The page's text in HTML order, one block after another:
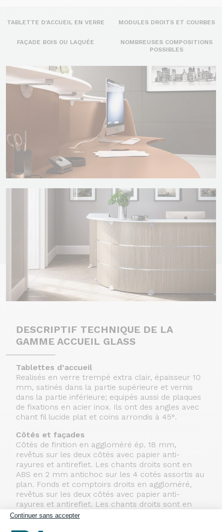
Continuer sans accepter
TABLETTE D'ACCUEIL EN VERRE MODULES DROITS ET COURBES
FAÇADE BOIS OU LAQUÉE
NOMBREUSES COMPOSITIONS
POSSIBLES
DESCRIPTIF TECHNIQUE DE LA
GAMME ACCUEIL GLASS
Tablettes d’accueil
Realisés en verre trempé extra clair, épaisseur 10
mm, satinés dans la partie supérieure et vernis
dans la partie inférieure; equipés aussi de plaques
de fixations en acier inox. Ils ont des angles avec
chant fil lucide plat et coins arrondis à 45°.
Côtés et façades
Côtés de finition en aggloméré ép. 18 mm,
revêtus sur les deux côtés avec papier anti-
rayures et antireflet. Les chants droits sont en
ABS en 2 mm antichoc sur les 4 cotés assortis au
plan. Fonds et comptoirs droits en aggloméré,
revêtus sur les deux côtés avec papier anti-
rayures et antireflet. Les chants droits sont en
ABS en 2 mm antichoc sur les 4 cotés assortis au